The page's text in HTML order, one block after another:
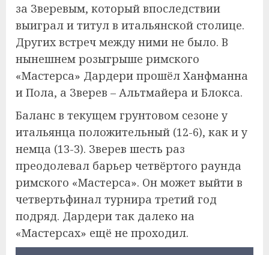
за Зверевым, который впоследствии
выиграл и титул в итальянской столице.
Других встреч между ними не было. В
нынешнем розыгрыше римского
«Мастерса» Дардери прошёл Ханфманна
и Пола, а Зверев – Альтмайера и Блокса.
Баланс в текущем грунтовом сезоне у
итальянца положительный (12-6), как и у
немца (13-3). Зверев шесть раз
преодолевал барьер четвёртого раунда
римского «Мастерса». Он может выйти в
четвертьфинал турнира третий год
подряд. Дардери так далеко на
«Мастерсах» ещё не проходил.